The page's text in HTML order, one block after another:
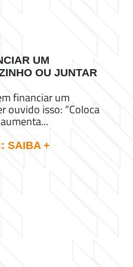
UM
OU JUNTAR
financiar um
ouvido isso: “Coloca
SAIBA +